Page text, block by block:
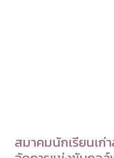
สมาคมนักเรียนเก่